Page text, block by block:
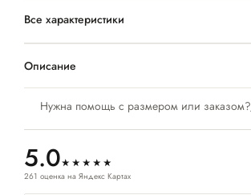
Нужна помощь с размером или заказом?
5.0★★★★★
261 оценка на Яндекс Картах
Все характеристики
Описание